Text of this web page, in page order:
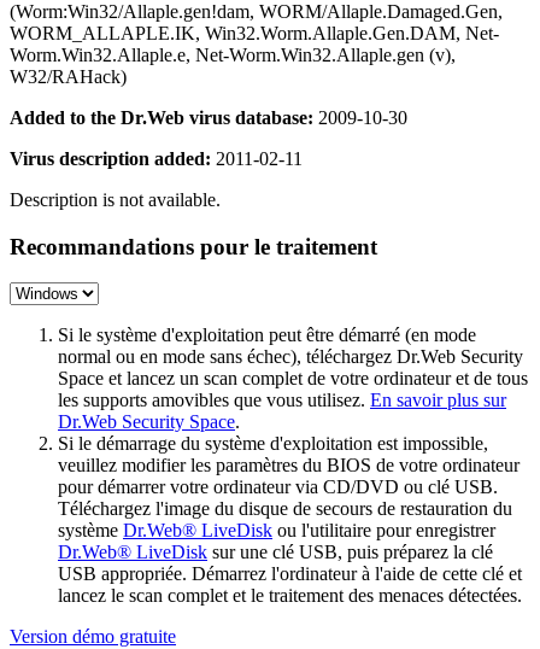
(Worm:Win32/Allaple.gen!dam, WORM/Allaple.Damaged.Gen,
WORM_ALLAPLE.IK, Win32.Worm.Allaple.Gen.DAM, Net-
Worm.Win32.Allaple.e, Net-Worm.Win32.Allaple.gen (v),
W32/RAHack)
Added to the Dr.Web virus database: 2009-10-30
Virus description added: 2011-02-11
Description is not available.
Recommandations pour le traitement
Si le système d'exploitation peut être démarré (en mode
normal ou en mode sans échec), téléchargez Dr.Web Security
Space et lancez un scan complet de votre ordinateur et de tous
les supports amovibles que vous utilisez. En savoir plus sur
Dr.Web Security Space.
Si le démarrage du système d'exploitation est impossible,
veuillez modifier les paramètres du BIOS de votre ordinateur
pour démarrer votre ordinateur via CD/DVD ou clé USB.
Téléchargez l'image du disque de secours de restauration du
système Dr.Web® LiveDisk ou l'utilitaire pour enregistrer
Dr.Web® LiveDisk sur une clé USB, puis préparez la clé
USB appropriée. Démarrez l'ordinateur à l'aide de cette clé et
lancez le scan complet et le traitement des menaces détectées.
Version démo gratuite